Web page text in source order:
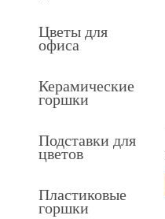
Цветы для
офиса
Керамические
горшки
Подставки для
цветов
Пластиковые
горшки